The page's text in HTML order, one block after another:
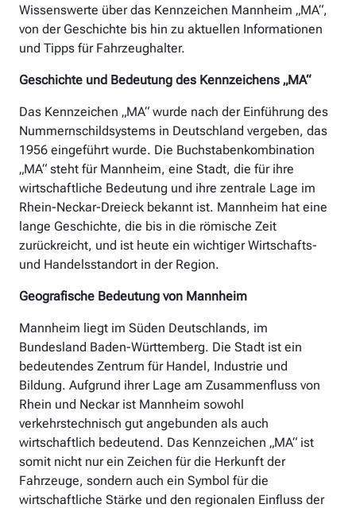
Wissenswerte über das Kennzeichen Mannheim „MA“,
von der Geschichte bis hin zu aktuellen Informationen
und Tipps für Fahrzeughalter.
Geschichte und Bedeutung des Kennzeichens „MA“
Das Kennzeichen „MA“ wurde nach der Einführung des
Nummernschildsystems in Deutschland vergeben, das
1956 eingeführt wurde. Die Buchstabenkombination
„MA“ steht für Mannheim, eine Stadt, die für ihre
wirtschaftliche Bedeutung und ihre zentrale Lage im
Rhein-Neckar-Dreieck bekannt ist. Mannheim hat eine
lange Geschichte, die bis in die römische Zeit
zurückreicht, und ist heute ein wichtiger Wirtschafts-
und Handelsstandort in der Region.
Geografische Bedeutung von Mannheim
Mannheim liegt im Süden Deutschlands, im
Bundesland Baden-Württemberg. Die Stadt ist ein
bedeutendes Zentrum für Handel, Industrie und
Bildung. Aufgrund ihrer Lage am Zusammenfluss von
Rhein und Neckar ist Mannheim sowohl
verkehrstechnisch gut angebunden als auch
wirtschaftlich bedeutend. Das Kennzeichen „MA“ ist
somit nicht nur ein Zeichen für die Herkunft der
Fahrzeuge, sondern auch ein Symbol für die
wirtschaftliche Stärke und den regionalen Einfluss der